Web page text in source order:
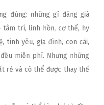
đúng: những gì đáng giá
trí, linh hồn, cơ thể, hy
tình yêu, gia đình, con cái,
miễn phí. Nhưng những
rẻ và có thể được thay thế